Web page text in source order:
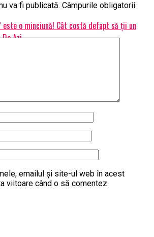
o minciună! Cât costă defapt să ții un
Azi
va fi publicată. Câmpurile obligatorii
emailul și site-ul web în acest
viitoare când o să comentez.